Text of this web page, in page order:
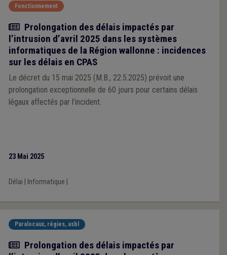
Fonctionnement
Actualité
Prolongation des délais impactés par
l’intrusion d’avril 2025 dans les systèmes
informatiques de la Région wallonne : incidences
sur les délais en CPAS
Le décret du 15 mai 2025 (M.B., 22.5.2025) prévoit une
prolongation exceptionnelle de 60 jours pour certains délais
légaux affectés par l’incident.
23 Mai 2025
Délai Informatique
Paralocaux, régies, asbl
Actualité
Prolongation des délais impactés par